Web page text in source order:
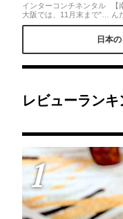
インターコンチネンタル
大阪では、11月末まで"ト
リュフと栗のアフタヌー
✨トリュフと栗をたっぷ
ともにいただけるアフタ
甘いマロンラテもオスス
メです🌰
ん
お
着
め
日本
レビューランキ
1